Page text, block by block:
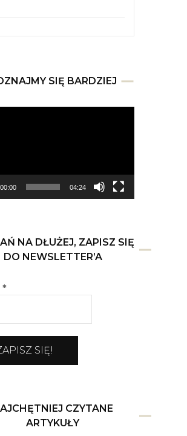
SIĘ BARDZIEJ
00:00 04:24
NA DŁUŻEJ, ZAPISZ SIĘ
DO NEWSLETTER’A
*
CZYTANE
ARTYKUŁY